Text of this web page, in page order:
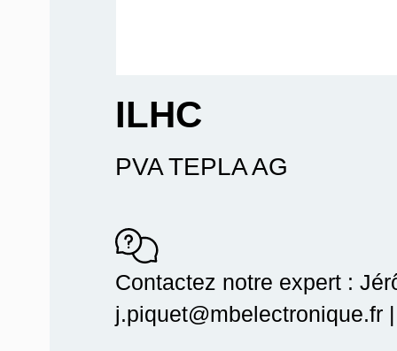
ILHC
PVA TEPLA AG
Contactez notre expert :
j.piquet@mbelectronique.fr